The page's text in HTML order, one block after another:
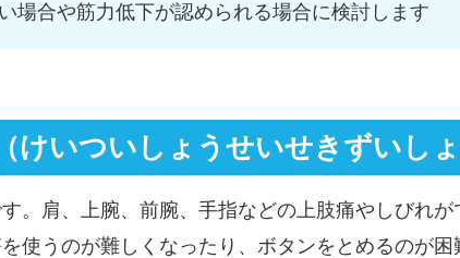
場合や筋力低下が認められる場合に検討します
けいついしょうせいせきずいしょ
。肩、上腕、前腕、手指などの上肢痛やしびれ
使うのが難しくなったり、ボタンをとめるのが